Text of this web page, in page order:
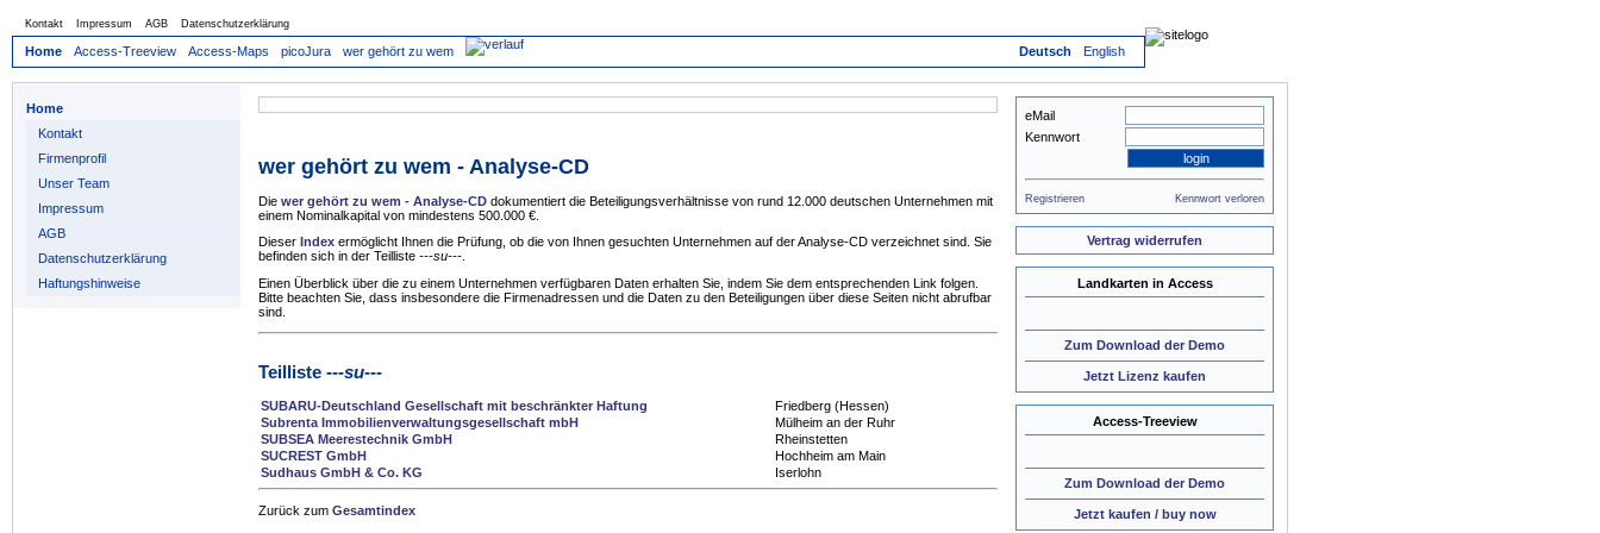
Kontakt Impressum AGB Datenschutzerklärung
Home Access-Treeview Access-Maps picoJura wer gehört zu wem Deutsch English
Home
Kontakt
Firmenprofil
Unser Team
Impressum
AGB
Datenschutzerklärung
Haftungshinweise
wer gehört zu wem - Analyse-CD
Die wer gehört zu wem - Analyse-CD dokumentiert die Beteiligungsverhältnisse von rund 12.000 deutschen Unternehmen mit
einem Nominalkapital von mindestens 500.000 €.
Dieser Index ermöglicht Ihnen die Prüfung, ob die von Ihnen gesuchten Unternehmen auf der Analyse-CD verzeichnet sind. Sie
befinden sich in der Teilliste ---su---.
Einen Überblick über die zu einem Unternehmen verfügbaren Daten erhalten Sie, indem Sie dem entsprechenden Link folgen.
Bitte beachten Sie, dass insbesondere die Firmenadressen und die Daten zu den Beteiligungen über diese Seiten nicht abrufbar
sind.
Teilliste ---su---
SUBARU-Deutschland Gesellschaft mit beschränkter Haftung
Friedberg (Hessen)
Subrenta Immobilienverwaltungsgesellschaft mbH
Mülheim an der Ruhr
SUBSEA Meerestechnik GmbH
Rheinstetten
SUCREST GmbH
Hochheim am Main
Sudhaus GmbH & Co. KG
Iserlohn
Zurück zum Gesamtindex
eMail
Kennwort
Registrieren Kennwort verloren
Vertrag widerrufen
Landkarten in Access
Zum Download der Demo
Jetzt Lizenz kaufen
Access-Treeview
Zum Download der Demo
Jetzt kaufen / buy now